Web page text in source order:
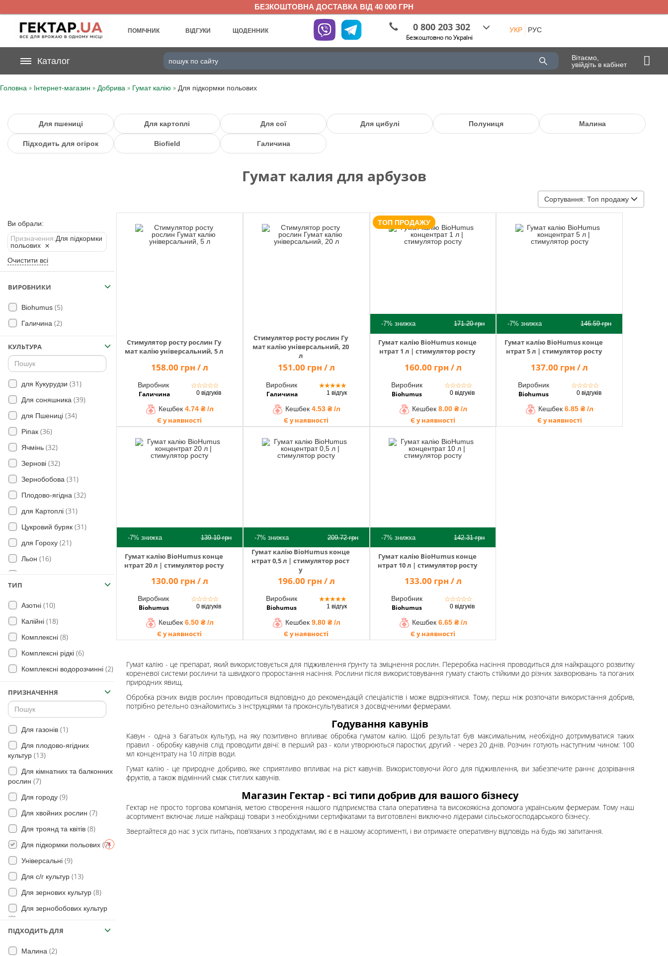
БЕЗКОШТОВНА ДОСТАВКА ВІД 40 000 ГРН
ПОМІЧНИК ВІДГУКИ ЩОДЕННИК 0 800 203 302
Безкоштовно по Україні
УКР РУС
UA
На вашому
бонусному рахунку
Щоденник
Доставка
Помічник
0 800 203
302
по Україні
+38 (096) 733
733 0
733 0
+38 (093) 733
733 0
info@hectare.ua
Каталог
Вітаємо,
увійдіть в кабінет
Головна » Інтернет-магазин » Добрива » Гумат калію » Для підкормки польових
Для пшениці Для картоплі Для сої Для цибулі Полуниця Малина
Підходить для огірок Biofield Галичина
Гумат калия для арбузов
Ви обрали:
Призначення:Для підкормки
польових
Очистити всі
ВИРОБНИКИ
Biohumus (5)
Галичина (2)
КУЛЬТУРА
для Кукурудзи (31)
Для соняшника (39)
для Пшениці (34)
Ріпак (36)
Ячмінь (32)
Зернові (32)
Зернобобова (31)
Плодово-ягідна (32)
для Картоплі (31)
Цукровий буряк (31)
для Гороху (21)
Льон (16)
для Сої(21)
для Цибулі
Морква(17)
Овочі(33)
Плоди(29)
для Винограду(29)
Ягідна(20)
Томат(4)
Полуниця(2)
Сорго
Просо(3)
Овес(3)
Жито(2)
Баштанні(3)
Плодові(1)
Кукурудза(3)
ТИП
Азотні (10)
Калійні (18)
Комплексні (8)
Комплексні рідкі (6)
Комплексні водорозчинні (2)
ПРИЗНАЧЕННЯ
Для газонів (1)
Для плодово-ягідних
культур (13)
Для кімнатних та балконних
рослин (7)
Для городу (9)
Для хвойних рослин (7)
Для троянд та квітів (8)
Для підкормки польових (7)
Універсальні (9)
Для с/г культур (13)
Для зернових культур (8)
Для зернобобових культур
(8)
Для плодово-ягідних
Для вічнозелених рослин
ПІДХОДИТЬ ДЛЯ
Малина (2)
Сортування: Топ продажу
Стимулятор росту рослин Гу
мат калію універсальний, 5 л
158.00 грн / л
Виробник
Галичина
☆☆☆☆☆
0 відгуків
Кешбек 4.74 ₴ /л
Є у наявності
Стимулятор росту рослин Гу
мат калію універсальний, 20
л
151.00 грн / л
Виробник
Галичина
★★★★★
1 відгук
Кешбек 4.53 ₴ /л
Є у наявності
ТОП ПРОДАЖУ
-7% знижка 171.20грн
Гумат калію BioHumus конце
нтрат 1 л | стимулятор росту
160.00 грн / л
Виробник
Biohumus
☆☆☆☆☆
0 відгуків
Кешбек 8.00 ₴ /л
Є у наявності
-7% знижка 146.59грн
Гумат калію BioHumus конце
нтрат 5 л | стимулятор росту
137.00 грн / л
Виробник
Biohumus
☆☆☆☆☆
0 відгуків
Кешбек6.85 ₴ /л
Є у наявності
-7% знижка 139.10грн
Гумат калію BioHumus конце
нтрат 20 л | стимулятор росту
130.00 грн / л
Виробник
Biohumus
☆☆☆☆☆
0 відгуків
Кешбек 6.50 ₴ /л
Є у наявності
-7% знижка 209.72грн
Гумат калію BioHumus конце
нтрат 0,5 л | стимулятор рост
у
196.00 грн / л
Виробник
Biohumus
★★★★★
1 відгук
Кешбек 9.80 ₴ /л
Є у наявності
-7% знижка 142.31грн
Гумат калію BioHumus конце
нтрат 10 л | стимулятор росту
133.00 грн / л
Виробник
Biohumus
☆☆☆☆☆
0 відгуків
Кешбек 6.65 ₴ /л
Є у наявності
Гумат калію - це препарат, який використовується для підживлення ґрунту та зміцнення рослин. Переробка насіння проводиться для найкращого розвитку
кореневої системи рослини та швидкого проростання насіння. Рослини після використовування гумату стають стійкими до різних захворювань та поганих
природних явищ.
Обробка різних видів рослин проводиться відповідно до рекомендацій спеціалістів і може відрізнятися. Тому, перш ніж розпочати використання добрив,
потрібно ретельно ознайомитись з інструкціями та проконсультуватися з досвідченими фермерами.
Годування кавунів
Кавун - одна з багатьох культур, на яку позитивно впливає обробка гуматом калію. Щоб результат був максимальним, необхідно дотримуватися таких
правил - обробку кавунів слід проводити двічі: в перший раз - коли утворюються паростки; другий - через 20 днів. Розчин готують наступним чином: 100
мл концентрату на 10 літрів води.
Гумат калію - це природне добриво, яке сприятливо впливає на ріст кавунів. Використовуючи його для підживлення, ви забезпечите раннє дозрівання
фруктів, а також відмінний смак стиглих кавунів.
Магазин Гектар - всі типи добрив для вашого бізнесу
Гектар не просто торгова компанія, метою створення нашого підприємства стала оперативна та високоякісна допомога українським фермерам. Тому наш
асортимент включає лише найкращі товари з необхідними сертифікатами та виготовлені виключно лідерами сільськогосподарського бізнесу.
Звертайтеся до нас з усіх питань, пов’язаних з продуктами, які є в нашому асортименті, і ви отримаєте оперативну відповідь на будь які запитання.